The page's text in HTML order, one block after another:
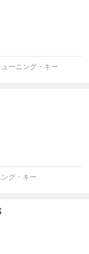
ーニング・キー
グ・キー